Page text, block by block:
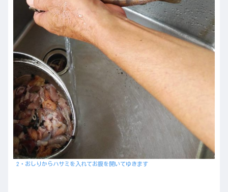
2・おしりからハサミを入れてお腹を開いてゆきます